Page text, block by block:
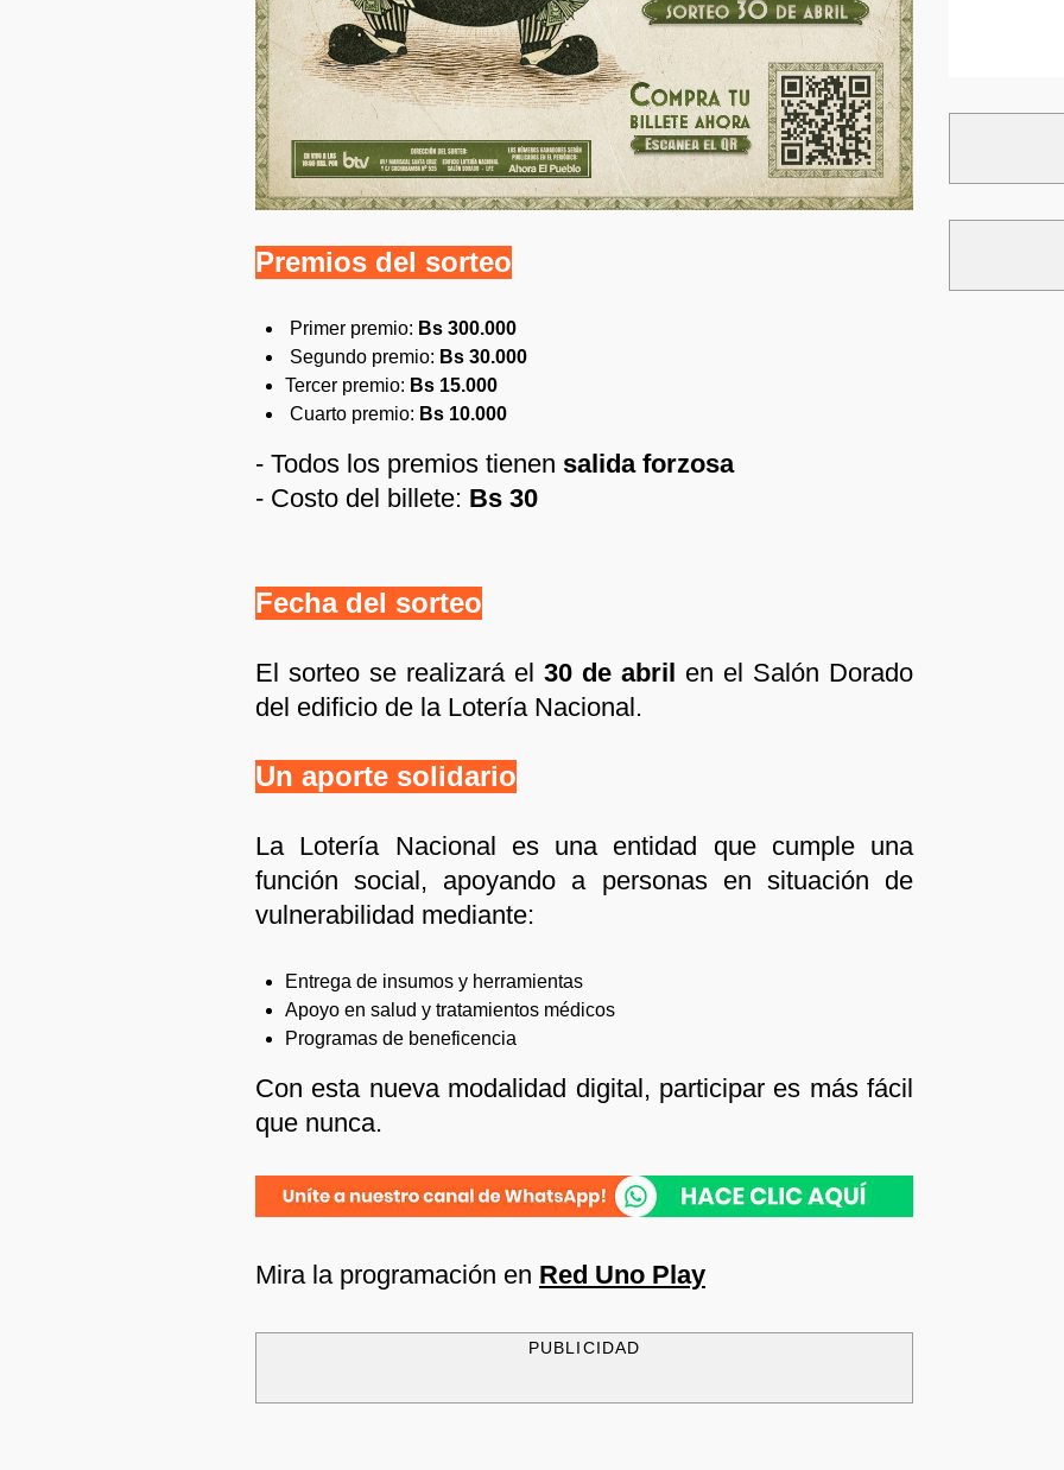
Premios del sorteo
Primer premio: Bs 300.000
Segundo premio: Bs 30.000
Tercer premio: Bs 15.000
Cuarto premio: Bs 10.000
- Todos los premios tienen salida forzosa
- Costo del billete: Bs 30
Fecha del sorteo
El sorteo se realizará el 30 de abril en el Salón Dorado
del edificio de la Lotería Nacional.
Un aporte solidario
La Lotería Nacional es una entidad que cumple una
función social, apoyando a personas en situación de
vulnerabilidad mediante:
Entrega de insumos y herramientas
Apoyo en salud y tratamientos médicos
Programas de beneficencia
Con esta nueva modalidad digital, participar es más fácil
que nunca.
Mira la programación en Red Uno Play
PUBLICIDAD